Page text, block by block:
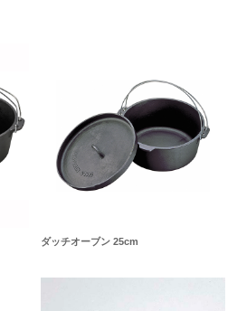
ダッチオーブン 25cm